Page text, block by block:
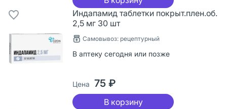
Индапамид таблетки покрыт.плен.об.
2,5 мг 30 шт
Самовывоз: рецептурный
В аптеку сегодня или позже
Цена 75 ₽
В корзину